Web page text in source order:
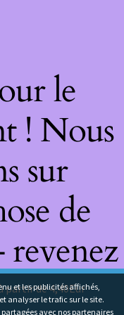
partir de 4,40Eur
le
! Nous
sur
de
revenez
!
et les publicités affichés,
analyser le trafic sur le site.
avec nos partenaires